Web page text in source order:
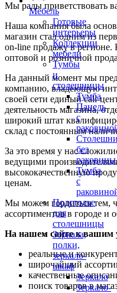
Мебель
Готовые
интерьеры
Коллекции
мебели
Тумбы
и
столешницы
Тумба
Панель
с
без
раковины
Тумба
с
Подстолье
для
столешницы
Зеркала,
полки,
зеркало-
шкаф
Зеркало
Зеркало-
Мы рады приветствовать
Наша компания была
магазин стал одним из
on-line продажу в регионе.
оптовой и розничной
На данный момент мы
компанию, владеющую
своей сети единый call-
деятельность магазина,
широкий штат
склад c постоянным
За это время у нас
ведущими
высококачественную
ценам.
Мы можем гордиться тем,
ассортиментов в городе и
На нашем сайте к вашим
реальные и
широчайший
качественные
поиск товаров в